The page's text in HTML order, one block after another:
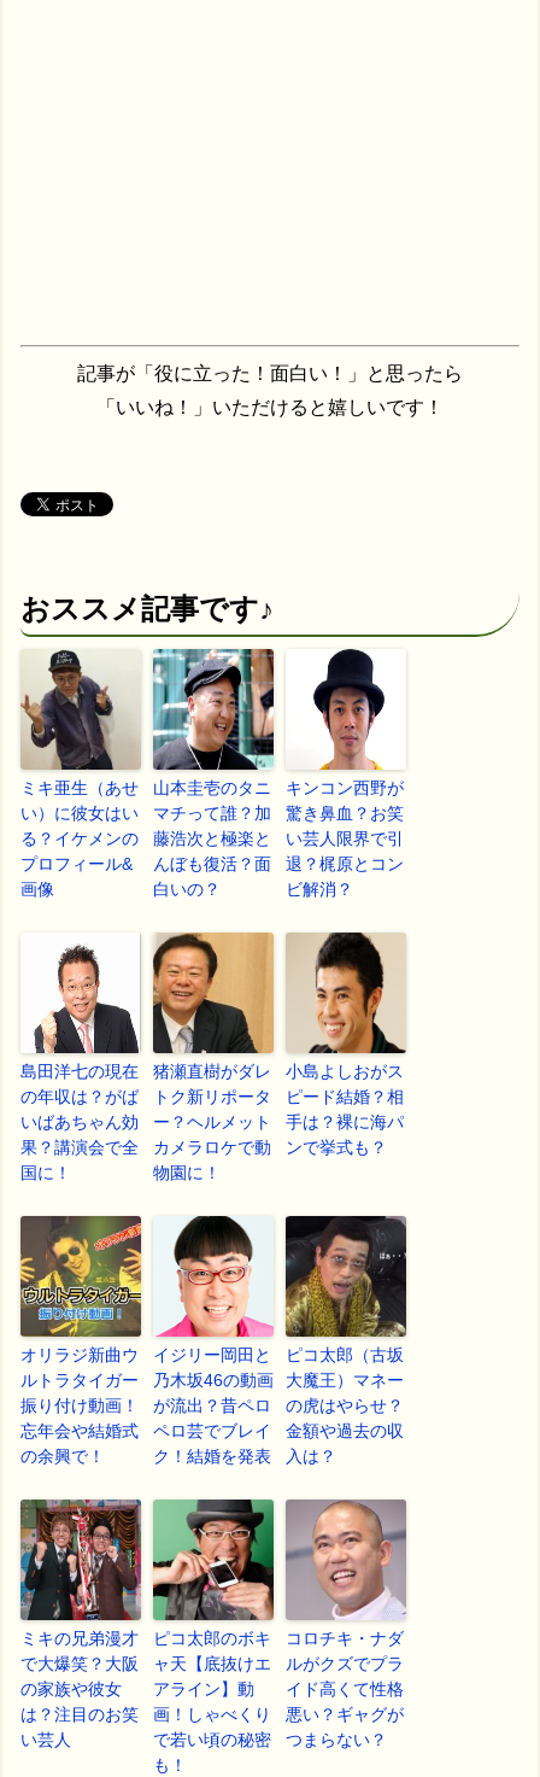
記事が「役に立った！面白い！」と思ったら
「いいね！」いただけると嬉しいです！
おススメ記事です♪
ミキ亜生（あせ
い）に彼女はい
る？イケメンの
プロフィール&
画像
山本圭壱のタニ
マチって誰？加
藤浩次と極楽と
んぼも復活？面
白いの？
キンコン西野が
驚き鼻血？お笑
い芸人限界で引
退？梶原とコン
ビ解消？
島田洋七の現在
の年収は？がば
いばあちゃん効
果？講演会で全
国に！
猪瀬直樹がダレ
トク新リポータ
ー？ヘルメット
カメラロケで動
物園に！
小島よしおがス
ピード結婚？相
手は？裸に海パ
ンで挙式も？
オリラジ新曲ウ
ルトラタイガー
振り付け動画！
忘年会や結婚式
の余興で！
イジリー岡田と
乃木坂46の動画
が流出？昔ペロ
ペロ芸でブレイ
ク！結婚を発表
ピコ太郎（古坂
大魔王）マネー
の虎はやらせ？
金額や過去の収
入は？
ミキの兄弟漫才
で大爆笑？大阪
の家族や彼女
は？注目のお笑
い芸人
ピコ太郎のボキ
ャ天【底抜けエ
アライン】動
画！しゃべくり
で若い頃の秘密
も！
コロチキ・ナダ
ルがクズでプラ
イド高くて性格
悪い？ギャグが
つまらない？